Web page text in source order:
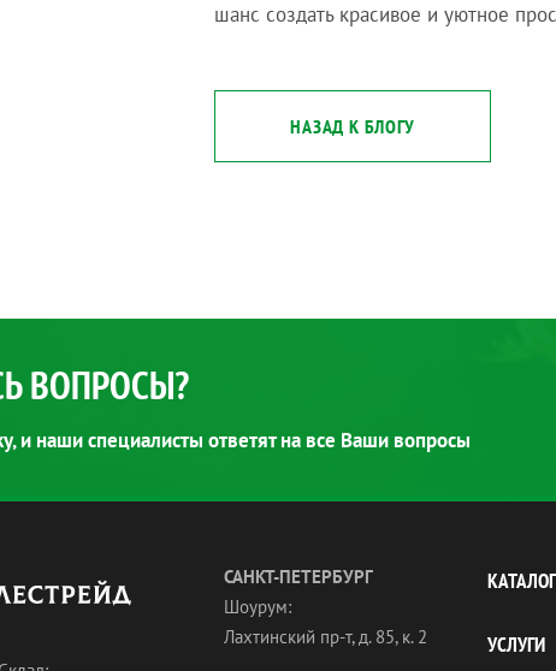
шанс создать красивое и уютное
НАЗАД К БЛОГУ
ВОПРОСЫ?
и наши специалисты ответят на все Ваши вопросы
САНКТ-ПЕТЕРБУРГ
Шоурум:
Лахтинский пр-т, д. 85, к. 2
КАТАЛОГ
УСЛУГИ